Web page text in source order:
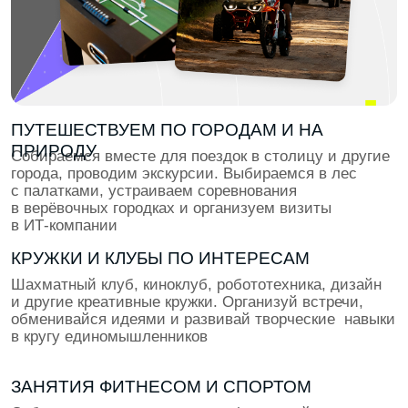
2–3 КУРС
Тебя ждут выбор трека, фокус на ключевых навыках,
15 крутых кейсов в портфолио и начало
оплачиваемых стажировок